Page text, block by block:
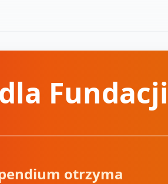
otrzyma